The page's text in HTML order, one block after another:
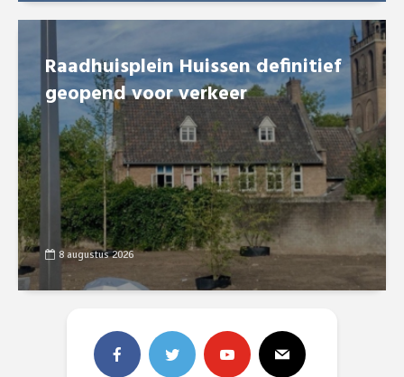
Raadhuisplein Huissen definitief
geopend voor verkeer
8 augustus 2026